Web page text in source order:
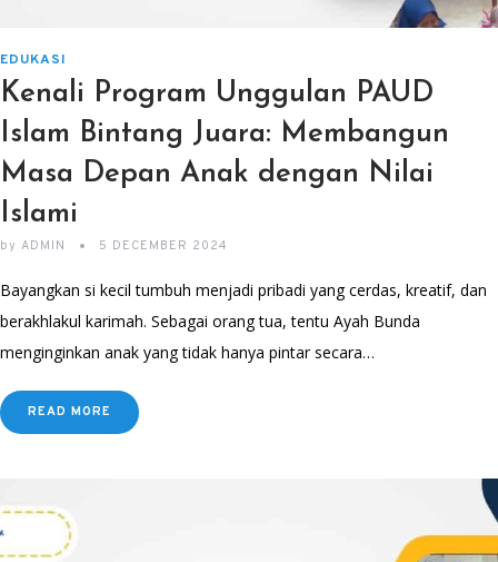
EDUKASI
Kenali Program Unggulan PAUD
Islam Bintang Juara: Membangun
Masa Depan Anak dengan Nilai
Islami
by ADMIN 5 DECEMBER 2024
Bayangkan si kecil tumbuh menjadi pribadi yang cerdas, kreatif, dan
berakhlakul karimah. Sebagai orang tua, tentu Ayah Bunda
menginginkan anak yang tidak hanya pintar secara…
READ MORE